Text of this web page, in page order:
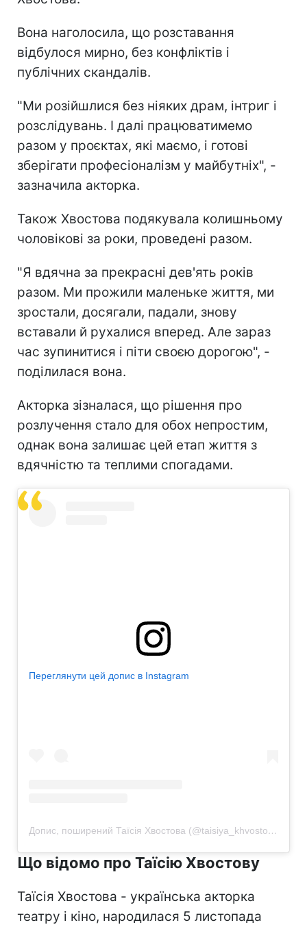
Вона наголосила, що розставання
відбулося мирно, без конфліктів і
публічних скандалів.
"Ми розійшлися без ніяких драм, інтриг і
розслідувань. І далі працюватимемо
разом у проєктах, які маємо, і готові
зберігати професіоналізм у майбутніх", -
зазначила акторка.
Також Хвостова подякувала колишньому
чоловікові за роки, проведені разом.
"Я вдячна за прекрасні дев'ять років
разом. Ми прожили маленьке життя, ми
зростали, досягали, падали, знову
вставали й рухалися вперед. Але зараз
час зупинитися і піти своєю дорогою", -
поділилася вона.
Акторка зізналася, що рішення про
розлучення стало для обох непростим,
однак вона залишає цей етап життя з
вдячністю та теплими спогадами.
Переглянути цей допис в Instagram
Допис, поширений Таїсія Хвостова (@taisiya_khvostova)
Що відомо про Таїсію Хвостову
Таїсія Хвостова - українська акторка
театру і кіно, народилася 5 листопада